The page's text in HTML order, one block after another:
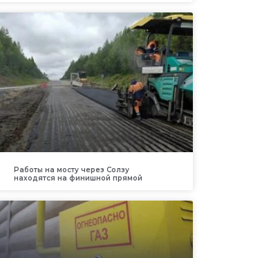
Работы на мосту через Солзу
находятся на финишной прямой